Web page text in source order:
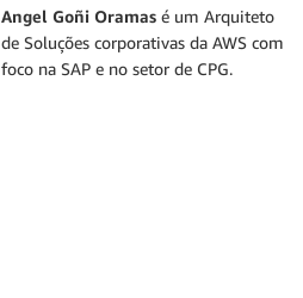
Angel Goñi Oramas é um Arquiteto
de Soluções corporativas da AWS com
foco na SAP e no setor de CPG.